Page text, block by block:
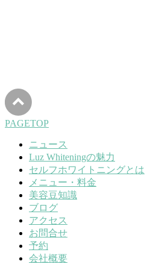
PAGETOP
ニュース
Luz Whiteningの魅力
セルフホワイトニングとは
メニュー・料金
美容豆知識
ブログ
アクセス
お問合せ
予約
会社概要